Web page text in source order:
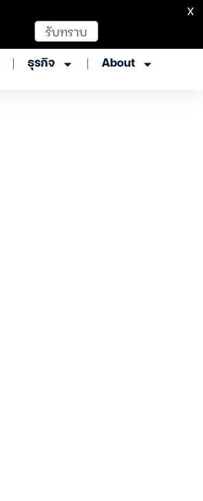
ธุรกิจ About
รับทราบ
X